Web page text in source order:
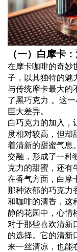
（一）白摩卡
在摩卡咖啡的奇妙
子，以其独特的魅
与传统摩卡最大的
了黑巧克力 。这
巨大差异。
白巧克力的加入，
度相对较高，但却
着清新的甜蜜气息
交融，形成了一种
克力的甜蜜，还有
在香气方面，白摩
那种浓郁的巧克力
和咖啡的清香，这
静的花园中，心情
对于那些喜欢清新
的选择。它的清新
来一丝清凉，也能